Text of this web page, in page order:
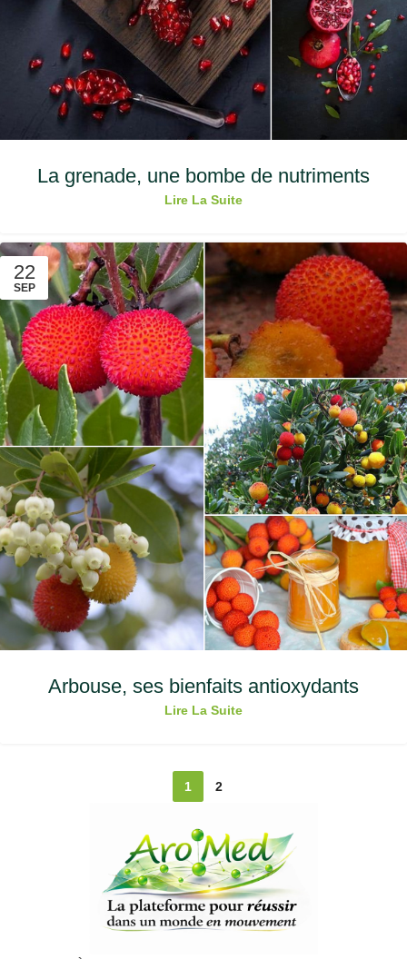
La grenade, une bombe de nutriments
Lire La Suite
22
SEP
Arbouse, ses bienfaits antioxydants
Lire La Suite
1 2